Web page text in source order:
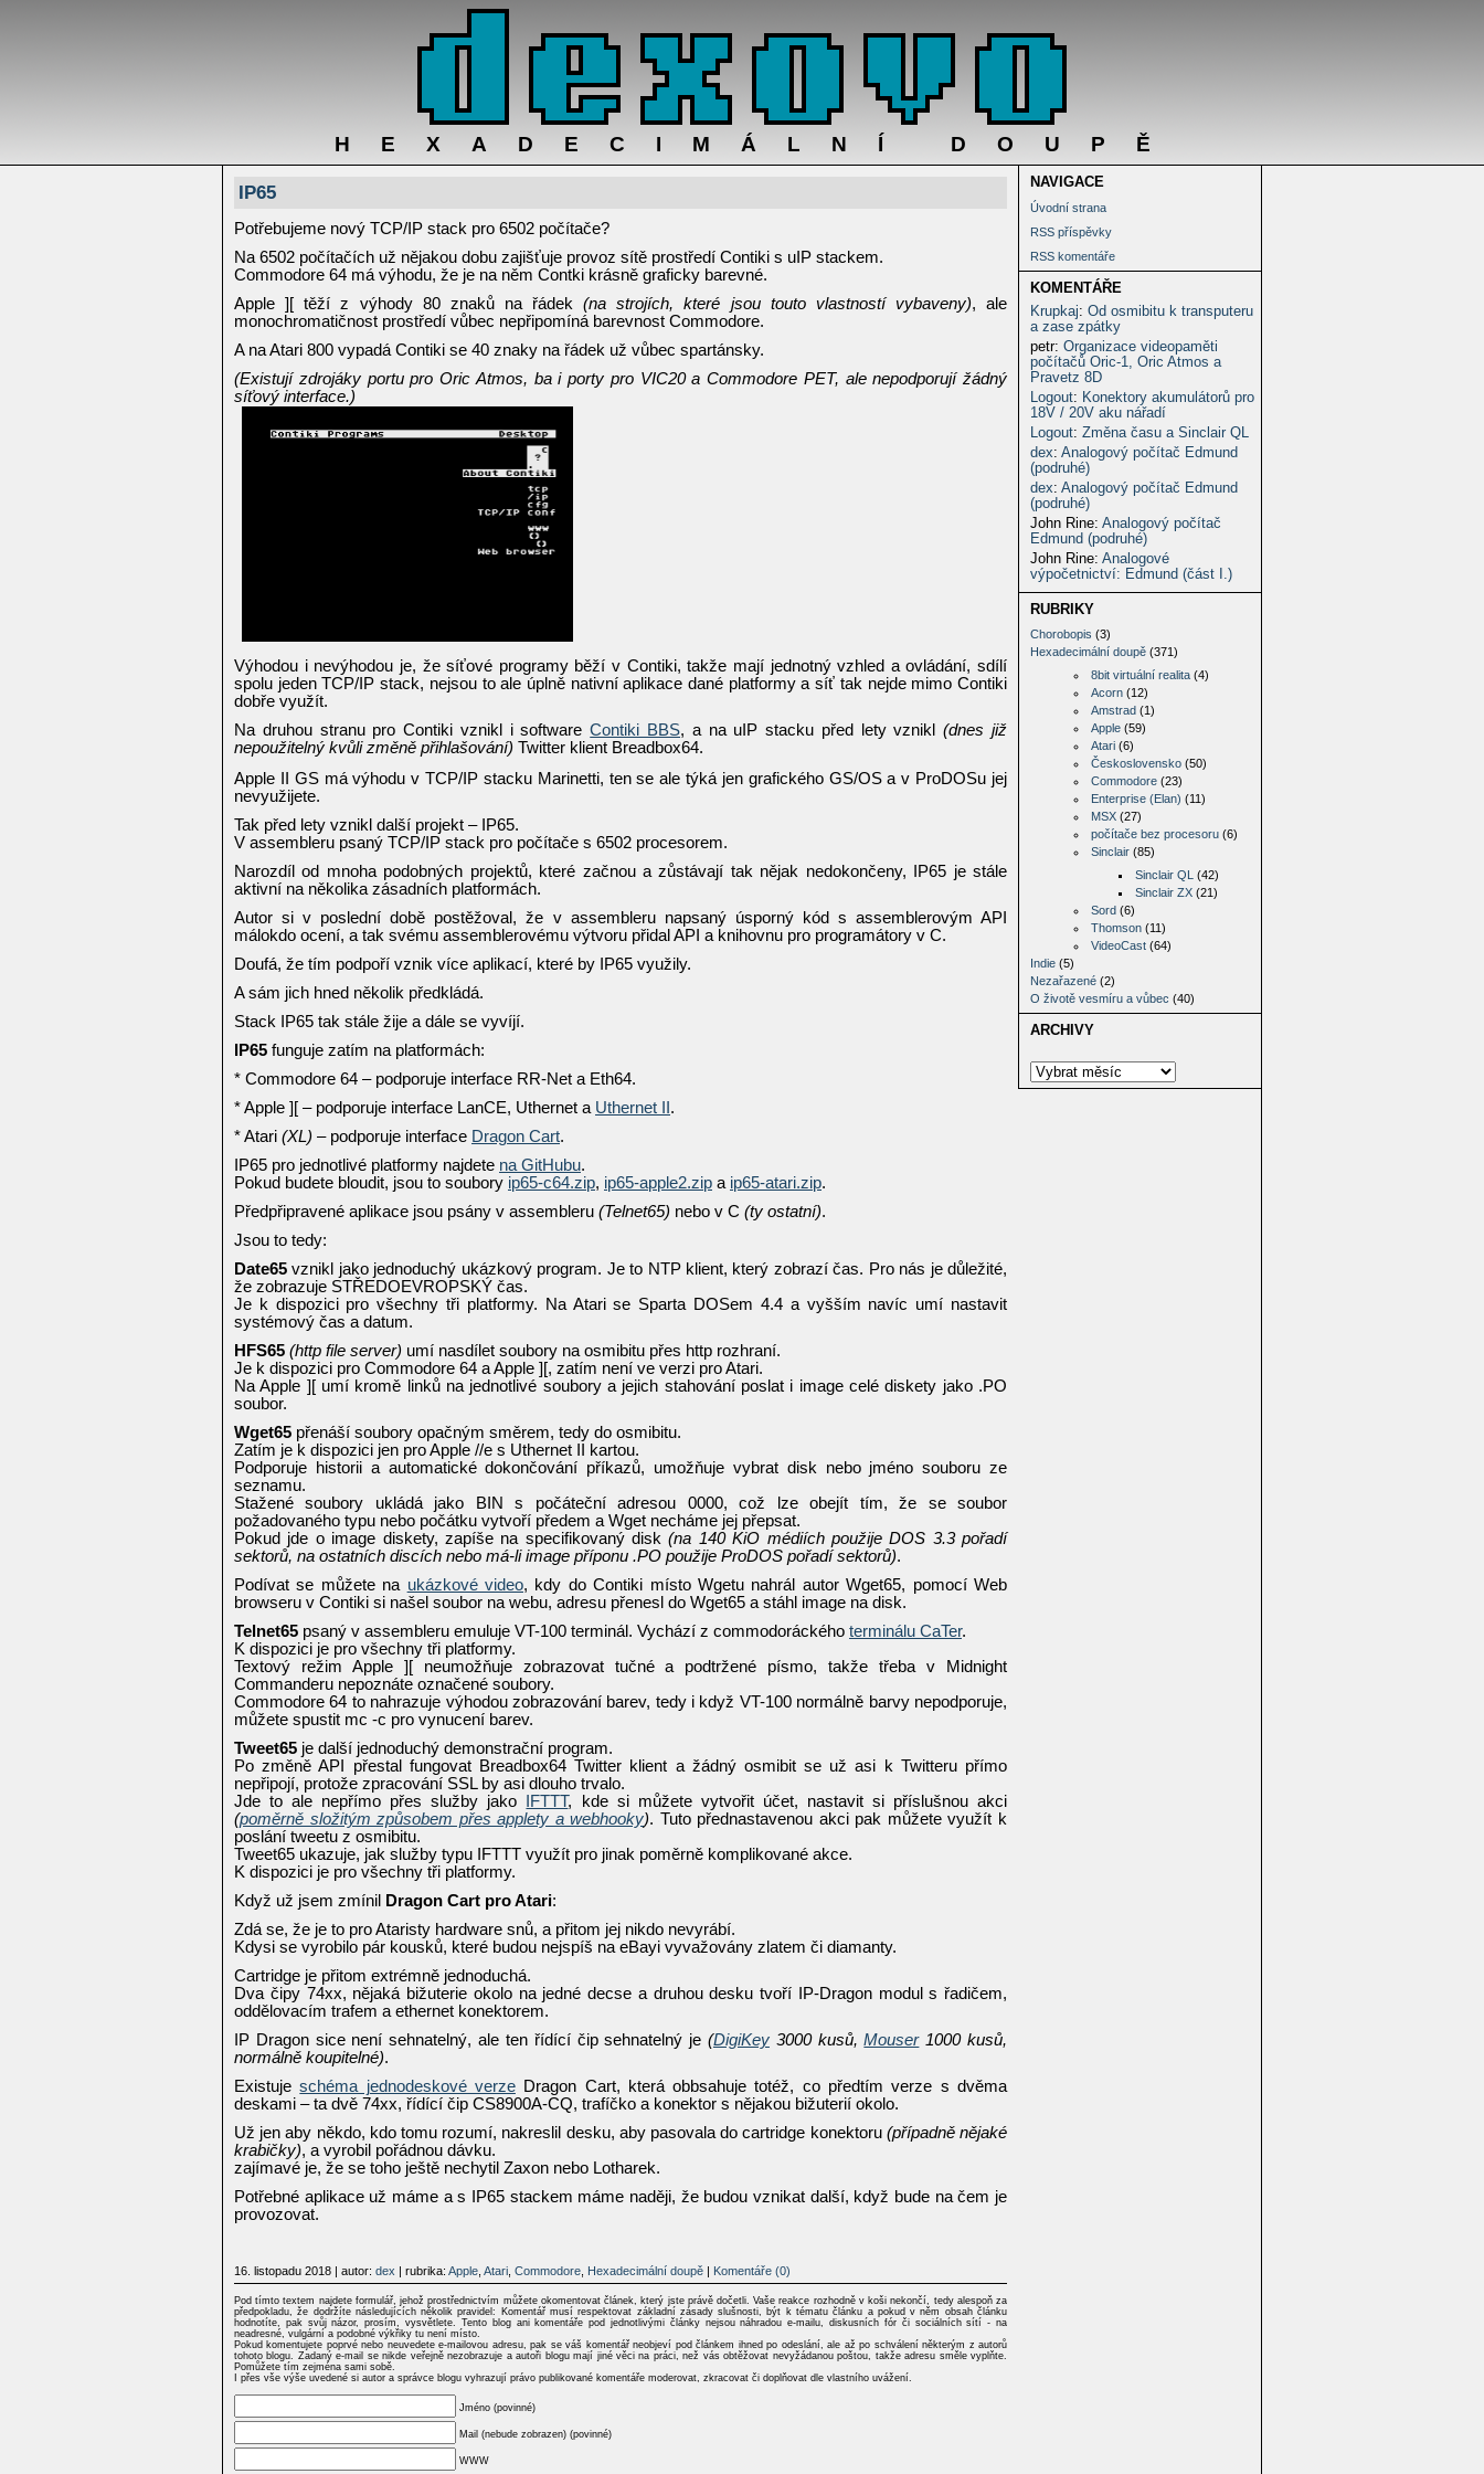
HEXADECIMÁLNÍ DOUPĚ
NAVIGACE
Úvodní strana
RSS příspěvky
RSS komentáře
KOMENTÁŘE
Krupkaj: Od osmibitu k transputeru
a zase zpátky
petr: Organizace videopaměti
počítačů Oric-1, Oric Atmos a
Pravetz 8D
Logout: Konektory akumulátorů pro
18V / 20V aku nářadí
Logout: Změna času a Sinclair QL
dex: Analogový počítač Edmund
(podruhé)
dex: Analogový počítač Edmund
(podruhé)
John Rine: Analogový počítač
Edmund (podruhé)
John Rine: Analogové
výpočetnictví: Edmund (část I.)
RUBRIKY
Chorobopis (3)
Hexadecimální doupě (371)
8bit virtuální realita(4)
Acorn(12)
Amstrad(1)
Apple(59)
Atari(6)
Československo(50)
Commodore(23)
Enterprise (Elan) (11)
MSX(27)
počítače bez procesoru(6)
Sinclair(85)
Sinclair QL (42)
Sinclair ZX(21)
Sord(6)
Thomson(11)
VideoCast(64)
Indie (5)
Nezařazené (2)
O životě vesmíru a vůbec (40)
ARCHIVY
IP65
Potřebujeme nový TCP/IP stack pro 6502 počítače?
Na 6502 počítačích už nějakou dobu zajišťuje provoz sítě prostředí Contiki s uIP stackem.
Commodore 64 má výhodu, že je na něm Contki krásně graficky barevné.
Apple ][ těží z výhody 80 znaků na řádek(na strojích, které jsou touto vlastností vybaveny), ale
monochromatičnost prostředí vůbec nepřipomíná barevnost Commodore.
A na Atari 800 vypadá Contiki se 40 znaky na řádek už vůbec spartánsky.
(Existují zdrojáky portu pro Oric Atmos, ba i porty pro VIC20 a Commodore PET, ale nepodporují žádný
síťový interface.)
Výhodou i nevýhodou je, že síťové programy běží v Contiki, takže mají jednotný vzhled a ovládání, sdílí
spolu jeden TCP/IP stack, nejsou to ale úplně nativní aplikace dané platformy a síť tak nejde mimo Contiki
dobře využít.
Na druhou stranu pro Contiki vznikl i softwareContiki BBS, a na uIP stacku před lety vznikl(dnes již
nepoužitelný kvůli změně přihlašování) Twitter klient Breadbox64.
Apple II GS má výhodu v TCP/IP stacku Marinetti, ten se ale týká jen grafického GS/OS a v ProDOSu jej
nevyužijete.
Tak před lety vznikl další projekt – IP65.
V assembleru psaný TCP/IP stack pro počítače s 6502 procesorem.
Narozdíl od mnoha podobných projektů, které začnou a zůstávají tak nějak nedokončeny, IP65 je stále
aktivní na několika zásadních platformách.
Autor si v poslední době postěžoval, že v assembleru napsaný úsporný kód s assemblerovým API
málokdo ocení, a tak svému assemblerovému výtvoru přidal API a knihovnu pro programátory v C.
Doufá, že tím podpoří vznik více aplikací, které by IP65 využily.
A sám jich hned několik předkládá.
Stack IP65 tak stále žije a dále se vyvíjí.
IP65 funguje zatím na platformách:
* Commodore 64 – podporuje interface RR-Net a Eth64.
* Apple ][ – podporuje interface LanCE, Uthernet a Uthernet II .
* Atari (XL) – podporuje interface Dragon Cart.
IP65 pro jednotlivé platformy najdete na GitHubu.
Pokud budete bloudit, jsou to soubory ip65-c64.zip, ip65-apple2.zip a ip65-atari.zip.
Předpřipravené aplikace jsou psány v assembleru (Telnet65) nebo v C (ty ostatní).
Jsou to tedy:
Date65 vznikl jako jednoduchý ukázkový program. Je to NTP klient, který zobrazí čas. Pro nás je důležité,
že zobrazuje STŘEDOEVROPSKÝ čas.
Je k dispozici pro všechny tři platformy. Na Atari se Sparta DOSem 4.4 a vyšším navíc umí nastavit
systémový čas a datum.
HFS65 (http file server) umí nasdílet soubory na osmibitu přes http rozhraní.
Je k dispozici pro Commodore 64 a Apple ][, zatím není ve verzi pro Atari.
Na Apple ][ umí kromě linků na jednotlivé soubory a jejich stahování poslat i image celé diskety jako .PO
soubor.
Wget65 přenáší soubory opačným směrem, tedy do osmibitu.
Zatím je k dispozici jen pro Apple //e s Uthernet II kartou.
Podporuje historii a automatické dokončování příkazů, umožňuje vybrat disk nebo jméno souboru ze
seznamu.
Stažené soubory ukládá jako BIN s počáteční adresou 0000, což lze obejít tím, že se soubor
požadovaného typu nebo počátku vytvoří předem a Wget necháme jej přepsat.
Pokud jde o image diskety, zapíše na specifikovaný disk(na 140 KiO médiích použije DOS 3.3 pořadí
sektorů, na ostatních discích nebo má-li image příponu .PO použije ProDOS pořadí sektorů).
Podívat se můžete na ukázkové video, kdy do Contiki místo Wgetu nahrál autor Wget65, pomocí Web
browseru v Contiki si našel soubor na webu, adresu přenesl do Wget65 a stáhl image na disk.
Telnet65 psaný v assembleru emuluje VT-100 terminál. Vychází z commodoráckého terminálu CaTer.
K dispozici je pro všechny tři platformy.
Textový režim Apple ][ neumožňuje zobrazovat tučné a podtržené písmo, takže třeba v Midnight
Commanderu nepoznáte označené soubory.
Commodore 64 to nahrazuje výhodou zobrazování barev, tedy i když VT-100 normálně barvy nepodporuje,
můžete spustit mc -c pro vynucení barev.
Tweet65 je další jednoduchý demonstrační program.
Po změně API přestal fungovat Breadbox64 Twitter klient a žádný osmibit se už asi k Twitteru přímo
nepřipojí, protože zpracování SSL by asi dlouho trvalo.
Jde to ale nepřímo přes služby jako
IFTTT, kde si můžete vytvořit účet, nastavit si příslušnou akci
(poměrně složitým způsobem přes applety a webhooky). Tuto přednastavenou akci pak můžete využít k
poslání tweetu z osmibitu.
Tweet65 ukazuje, jak služby typu IFTTT využít pro jinak poměrně komplikované akce.
K dispozici je pro všechny tři platformy.
Když už jsem zmínil
Dragon Cart pro Atari:
Zdá se, že je to pro Ataristy hardware snů, a přitom jej nikdo nevyrábí.
Kdysi se vyrobilo pár kousků, které budou nejspíš na eBayi vyvažovány zlatem či diamanty.
Cartridge je přitom extrémně jednoduchá.
Dva čipy 74xx, nějaká bižuterie okolo na jedné decse a druhou desku tvoří IP-Dragon modul s řadičem,
oddělovacím trafem a ethernet konektorem.
IP Dragon sice není sehnatelný, ale ten řídící čip sehnatelný je (DigiKey3000 kusů,Mouser1000 kusů,
normálně koupitelné).
Existujeschéma jednodeskové verzeDragon Cart, která obbsahuje totéž, co předtím verze s dvěma
deskami – ta dvě 74xx, řídící čip CS8900A-CQ, trafíčko a konektor s nějakou bižuterií okolo.
Už jen aby někdo, kdo tomu rozumí, nakreslil desku, aby pasovala do cartridge konektoru (případně nějaké
krabičky), a vyrobil pořádnou dávku.
zajímavé je, že se toho ještě nechytil Zaxon nebo Lotharek.
Potřebné aplikace už máme a s IP65 stackem máme naději, že budou vznikat další, když bude na čem je
provozovat.
16. listopadu 2018 | autor: dex | rubrika: Apple Atari Commodore Hexadecimální doupě | Komentáře (0)
Pod tímto textem najdete formulář, jehož prostřednictvím můžete okomentovat článek, který jste právě dočetli. Vaše reakce rozhodně v koši nekončí, tedy alespoň za
předpokladu, že dodržíte následujících několik pravidel: Komentář musí respektovat základní zásady slušnosti, být k tématu článku a pokud v něm obsah článku
hodnotíte, pak svůj názor, prosím, vysvětlete. Tento blog ani komentáře pod jednotlivými články nejsou náhradou e-mailu, diskusních fór či sociálních sítí - na
neadresné, vulgární a podobné výkřiky tu není místo.
Pokud komentujete poprvé nebo neuvedete e-mailovou adresu, pak se váš komentář neobjeví pod článkem ihned po odeslání, ale až po schválení některým z autorů
tohoto blogu. Zadaný e-mail se nikde veřejně nezobrazuje a autoři blogu mají jiné věci na práci, než vás obtěžovat nevyžádanou poštou, takže adresu směle vyplňte.
Pomůžete tím zejména sami sobě.
I přes vše výše uvedené si autor a správce blogu vyhrazují právo publikované komentáře moderovat, zkracovat či doplňovat dle vlastního uvážení.
Jméno (povinné)
Mail (nebude zobrazen) (povinné)
WWW